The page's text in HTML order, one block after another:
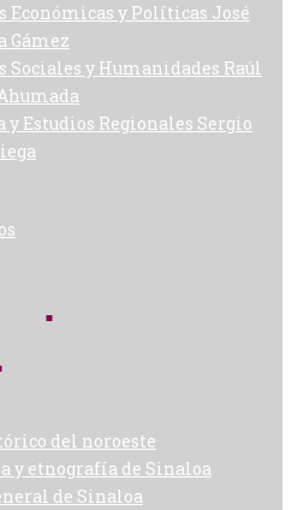
Económicas y Políticas José
Gámez
Sociales y Humanidades Raúl
Estudios Regionales Sergio
del noroeste
y etnografía de Sinaloa
de Sinaloa